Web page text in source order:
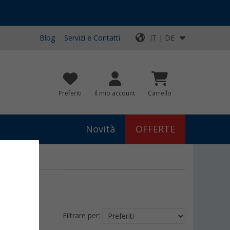
Blog Servizi e Contatti IT | DE
Preferiti Il mio account Carrello
Novità OFFERTE
Filtrare per: